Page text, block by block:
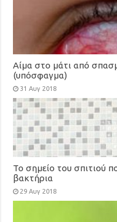
Αίμα στο μάτι από
(υπόσφαγμα)
31 Αυγ 2018
Το σημείο του σπιτιού
βακτήρια
29 Αυγ 2018